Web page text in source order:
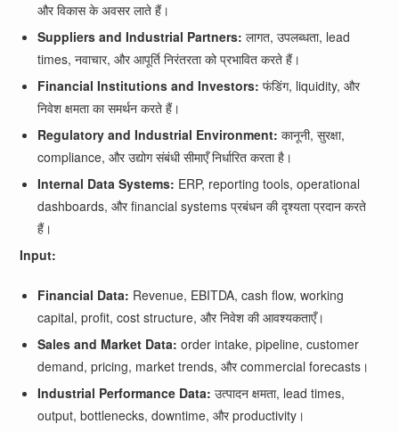
और विकास के अवसर लाते हैं।
Suppliers and Industrial Partners: लागत, उपलब्धता, lead
times, नवाचार, और आपूर्ति निरंतरता को प्रभावित करते हैं।
Financial Institutions and Investors: फंडिंग, liquidity, और
निवेश क्षमता का समर्थन करते हैं।
Regulatory and Industrial Environment: कानूनी, सुरक्षा,
compliance, और उद्योग संबंधी सीमाएँ निर्धारित करता है।
Internal Data Systems: ERP, reporting tools, operational
dashboards, और financial systems प्रबंधन की दृश्यता प्रदान करते
हैं।
Input:
Financial Data: Revenue, EBITDA, cash flow, working
capital, profit, cost structure, और निवेश की आवश्यकताएँ।
Sales and Market Data: order intake, pipeline, customer
demand, pricing, market trends, और commercial forecasts।
Industrial Performance Data: उत्पादन क्षमता, lead times,
output, bottlenecks, downtime, और productivity।